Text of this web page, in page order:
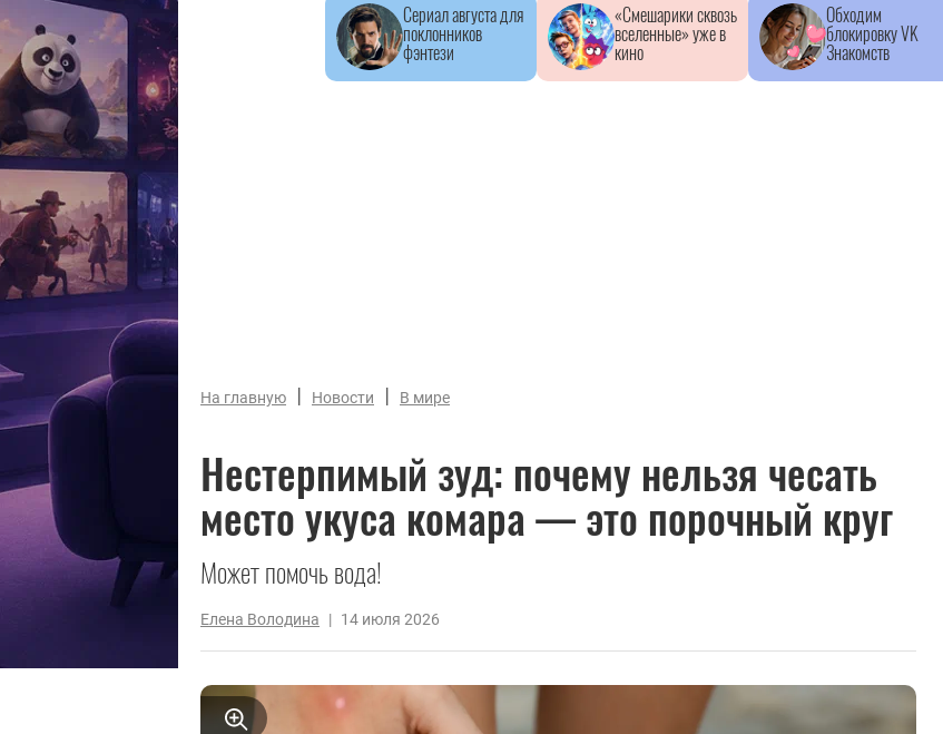
Сериал августа для
поклонников
фэнтези
«Смешарики сквозь
вселенные» уже в
кино
Обходим
блокировку VK
Знакомств
На главную | Новости | В мире
Нестерпимый зуд: почему нельзя чесать
место укуса комара — это порочный круг
Может помочь вода!
Елена Володина | 14 июля 2026